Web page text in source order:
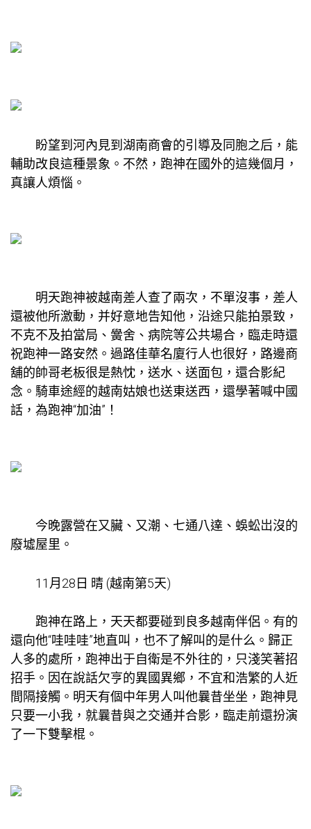
盼望到河內見到湖南商會的引導及同胞之后，能
輔助改良這種景象。不然，跑神在國外的這幾個月，
真讓人煩惱。
明天跑神被越南差人查了兩次，不單沒事，差人
還被他所激動，并好意地告知他，沿途只能拍景致，
不克不及拍當局、黌舍、病院等公共場合，臨走時還
祝跑神一路安然。過路佳華名廈行人也很好，路邊商
舖的帥哥老板很是熱忱，送水、送面包，還合影紀
念。騎車途經的越南姑娘也送東送西，還學著喊中國
話，為跑神“加油”！
今晚露營在又臟、又潮、七通八達、蜈蚣岀沒的
廢墟屋里。
11月28日 晴 (越南第5天)
跑神在路上，天天都要碰到良多越南伴侶。有的
還向他“哇哇哇”地直叫，也不了解叫的是什么。歸正
人多的處所，跑神出于自衛是不外往的，只淺笑著招
招手。因在說話欠亨的異國異鄉，不宜和浩繁的人近
間隔接觸。明天有個中年男人叫他曩昔坐坐，跑神見
只要一小我，就曩昔與之交通并合影，臨走前還扮演
了一下雙擊棍。